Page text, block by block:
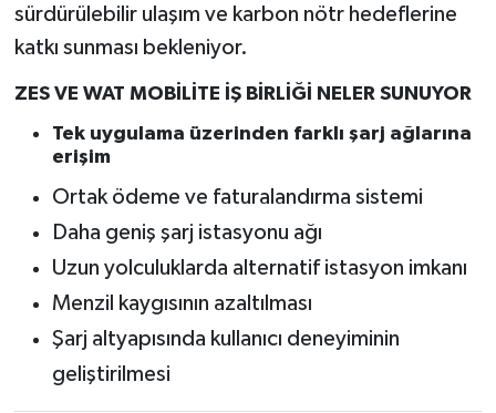
sürdürülebilir ulaşım ve karbon nötr hedeflerine
katkı sunması bekleniyor.
ZES VE WAT MOBİLİTE İŞ BİRLİĞİ NELER SUNUYOR
Tek uygulama üzerinden farklı şarj ağlarına
erişim
Ortak ödeme ve faturalandırma sistemi
Daha geniş şarj istasyonu ağı
Uzun yolculuklarda alternatif istasyon imkanı
Menzil kaygısının azaltılması
Şarj altyapısında kullanıcı deneyiminin
geliştirilmesi